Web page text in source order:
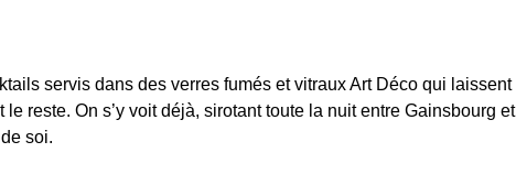
servis dans des verres fumés et vitraux Art Déco qui laissent
reste. On s’y voit déjà, sirotant toute la nuit entre Gainsbourg et
soi.